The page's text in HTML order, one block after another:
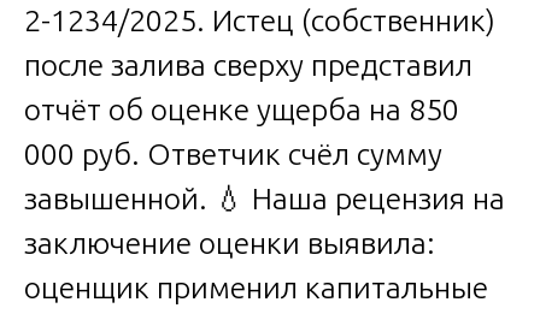
2-1234/2025. Истец (собственник)
после залива сверху представил
отчёт об оценке ущерба на 850
000 руб. Ответчик счёл сумму
завышенной. 💧 Наша рецензия на
заключение оценки выявила:
оценщик применил капитальные